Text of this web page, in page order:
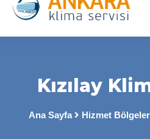
Kızılay
Ana Sayfa Hizmet